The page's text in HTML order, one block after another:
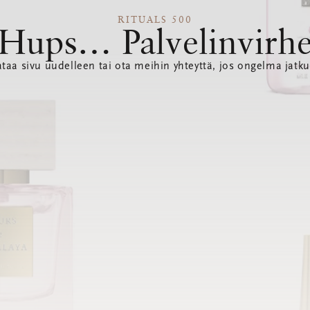
RITUALS 500
sivu uudelleen tai ota meihin yhteyttä, jos ongelma